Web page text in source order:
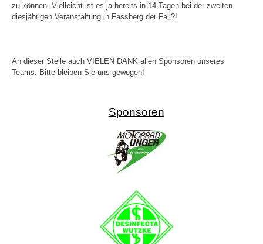
zu können. Vielleicht ist es ja bereits in 14 Tagen bei der zweiten
diesjährigen Veranstaltung in Fassberg der Fall?!
An dieser Stelle auch VIELEN DANK allen Sponsoren unseres
Teams. Bitte bleiben Sie uns gewogen!
Sponsoren